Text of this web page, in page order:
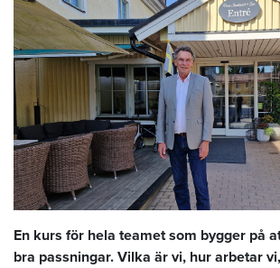
En kurs för hela teamet som bygger på
bra passningar. Vilka är vi, hur arbetar